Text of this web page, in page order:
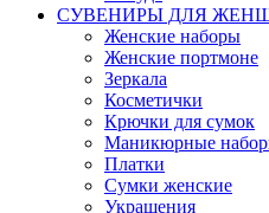
СУВЕНИРЫ ДЛЯ
Женские наборы
Женские портмоне
Зеркала
Косметички
Крючки для сумок
Маникюрные
Платки
Сумки женские
Украшения